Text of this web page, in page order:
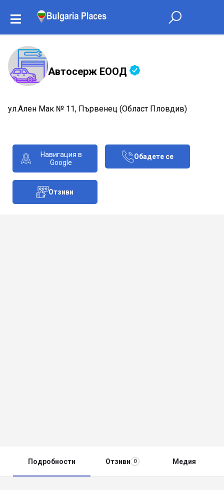
Автосерж ЕООД
ул.Ален Мак № 11, Първенец (Област Пловдив)
Навигация в
Google
Обадете се
Отзиви
Подробности Отзиви 0 Медия